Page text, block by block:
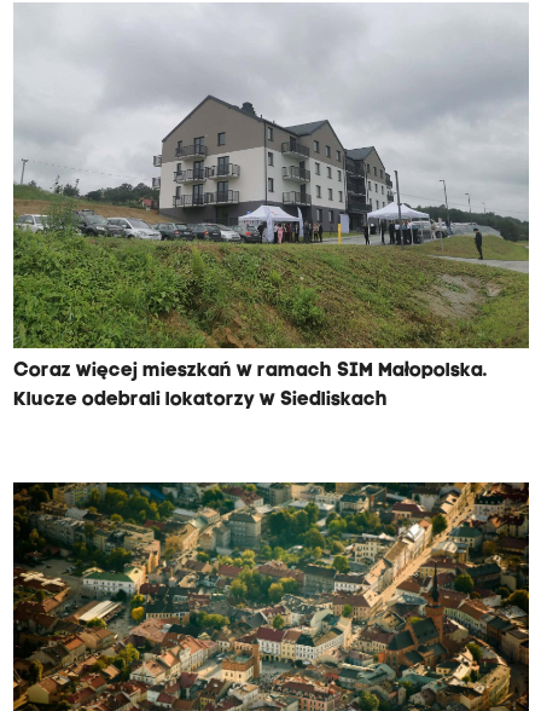
Coraz więcej mieszkań w ramach SIM Małopolska.
Klucze odebrali lokatorzy w Siedliskach